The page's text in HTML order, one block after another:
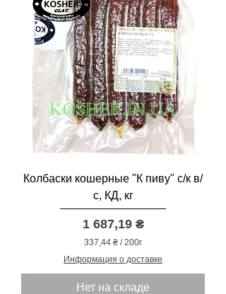
₴
з
а
2
5
0
Г
р
а
м
м
ы
Колбаски кошерные "К пиву" с/к в/
с, КД, кг
Цена
1 687,19 ₴
337,44 ₴ /200г
3
7
,
Информация о доставке
Нет на складе